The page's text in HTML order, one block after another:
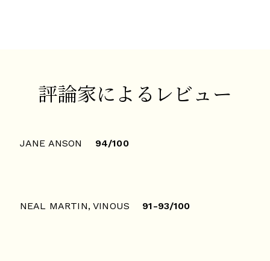
評論家によるレビュー
JANE ANSON 94/100
NEAL MARTIN, VINOUS 91-93/100